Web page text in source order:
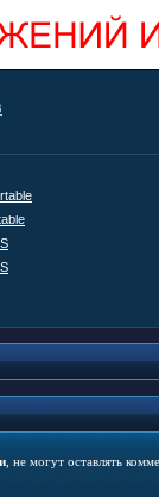
, не могут оставлять